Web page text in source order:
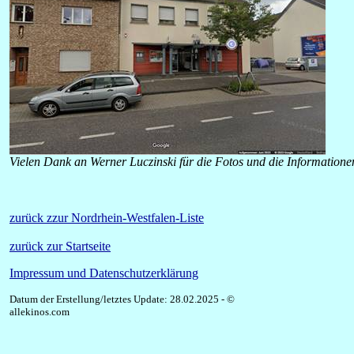
Vielen Dank an Werner Luczinski für die Fotos und die
zurück zzur Nordrhein-Westfalen-Liste
zurück zur Startseite
Impressum und Datenschutzerklärung
Datum der Erstellung/letztes Update: 28.02.2025 - ©
allekinos.com